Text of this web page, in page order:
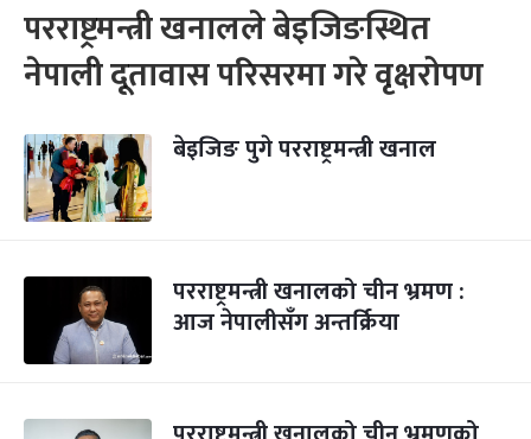
परराष्ट्रमन्त्री खनालले बेइजिङस्थित
नेपाली दूतावास परिसरमा गरे वृक्षरोपण
बेइजिङ पुगे परराष्ट्रमन्त्री खनाल
परराष्ट्रमन्त्री खनालको चीन भ्रमण :
आज नेपालीसँग अन्तर्क्रिया